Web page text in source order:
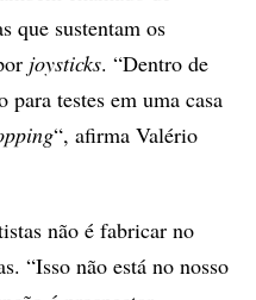
que sustentam os
joysticks. “Dentro de
para testes em uma casa
“, afirma Valério
não é fabricar no
“Isso não está no nosso